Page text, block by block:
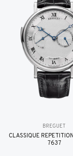
BREGUET
CLASSIQUE
7637